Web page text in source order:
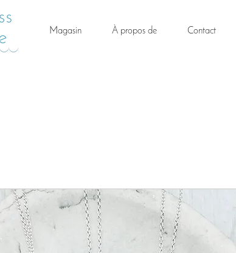
Magasin À propos de Contact